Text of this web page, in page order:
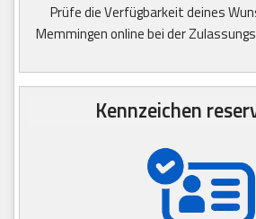
Prüfe die Verfügbarkeit deines
Memmingen online bei der
Kennzeichen